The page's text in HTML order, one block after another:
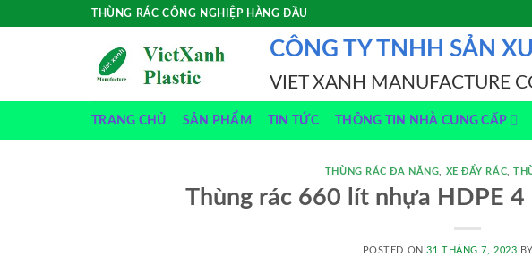
THÙNG RÁC CÔNG NGHIỆP HÀNG ĐẦU
CÔNG TY TNHH SẢN
VIET XANH MANUFACTURE
TRANG CHỦ SẢN PHẨM TIN TỨC THÔNG TIN NHÀ CUNG CẤP
THÙNG RÁC ĐA NĂNG XE ĐẨY RÁC ,
Thùng rác 660 lít nhựa HDPE 4
POSTED ON31 THÁNG 7, 2023 BY